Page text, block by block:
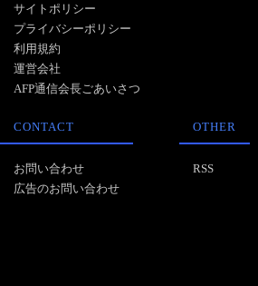
サイトポリシー
プライバシーポリシー
利用規約
運営会社
AFP通信会長ごあいさつ
CONTACT
お問い合わせ
広告のお問い合わせ
OTHER
RSS